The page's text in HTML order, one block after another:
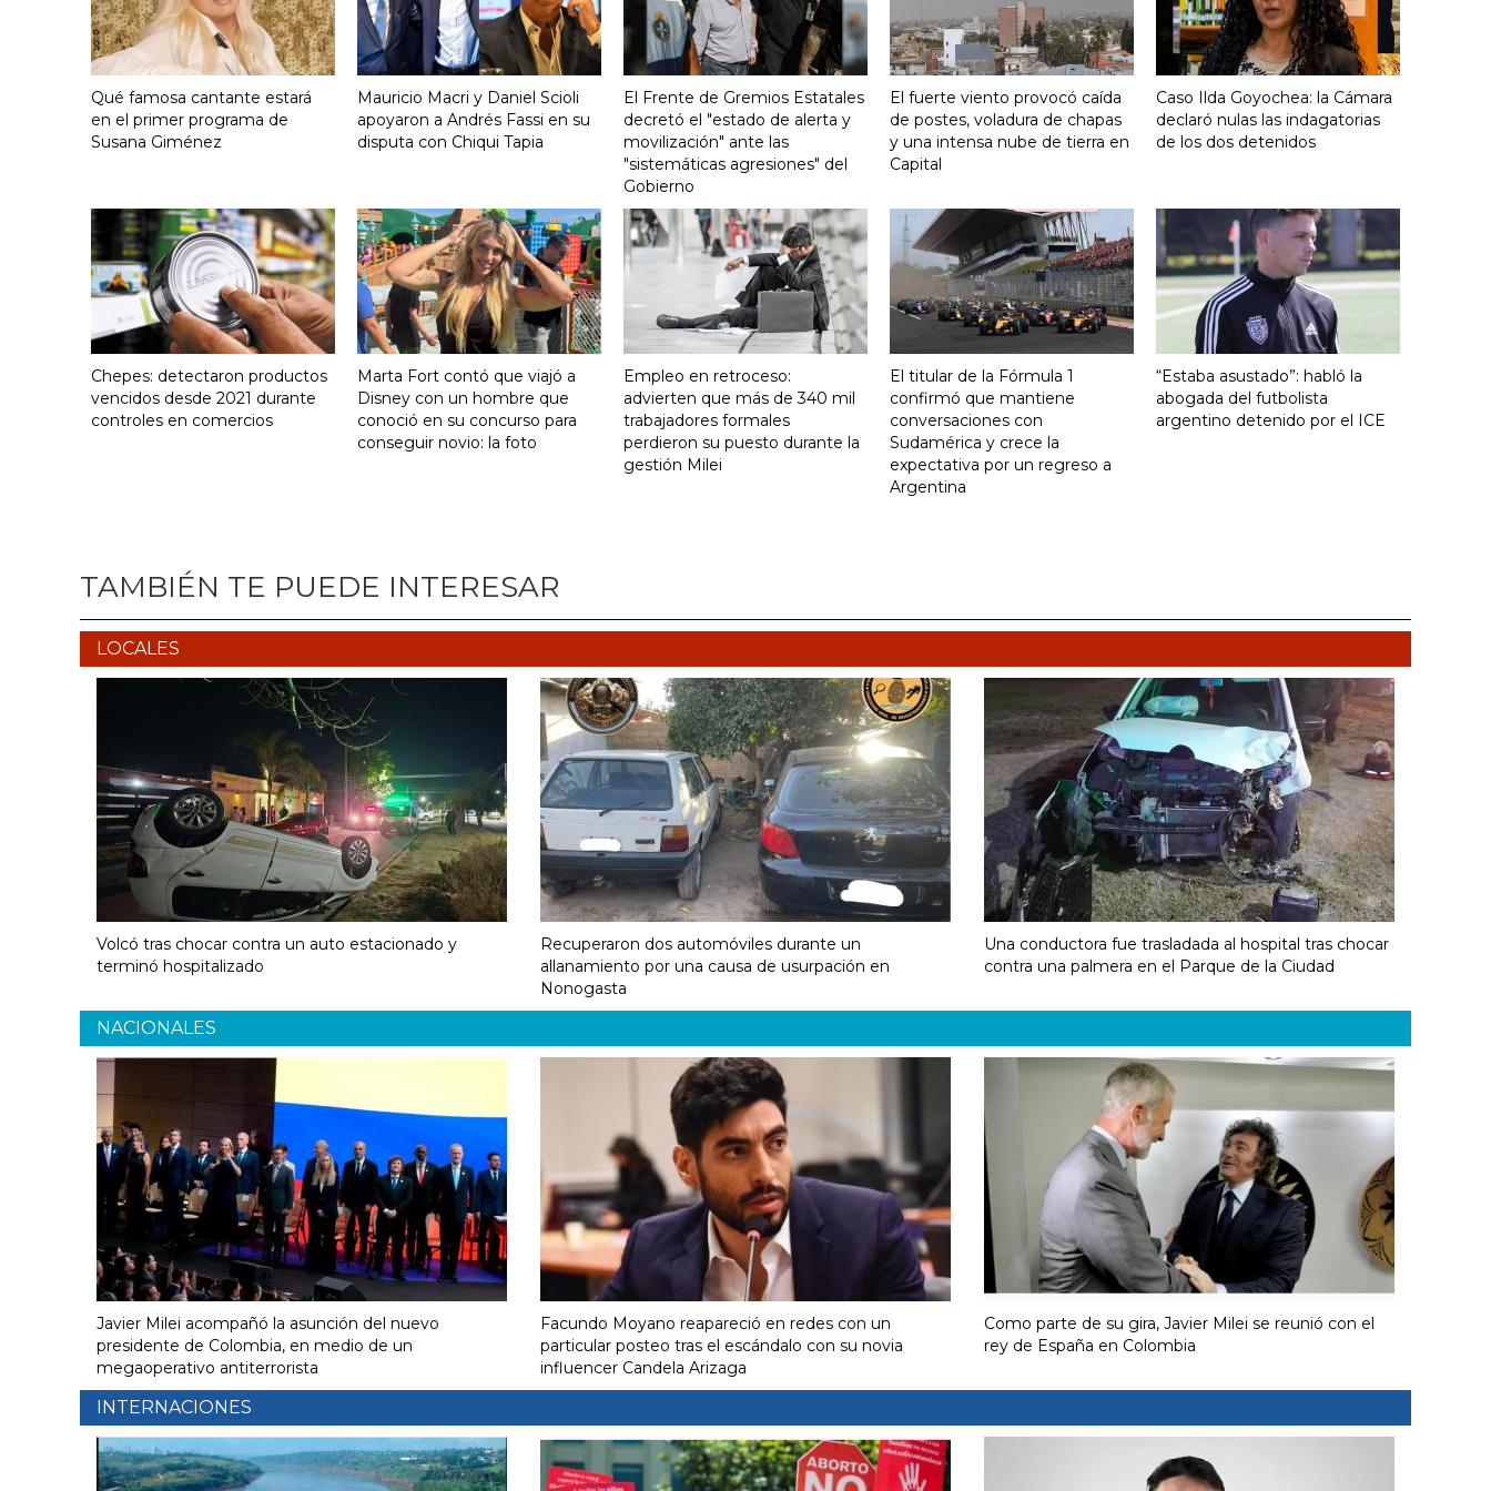
Qué famosa cantante estará
en el primer programa de
Susana Giménez
Mauricio Macri y Daniel Scioli
apoyaron a Andrés Fassi en su
disputa con Chiqui Tapia
El Frente de Gremios Estatales
decretó el "estado de alerta y
movilización" ante las
"sistemáticas agresiones" del
Gobierno
El fuerte viento provocó caída
de postes, voladura de chapas
y una intensa nube de tierra en
Capital
Caso Ilda Goyochea: la Cámara
declaró nulas las indagatorias
de los dos detenidos
Chepes: detectaron productos
vencidos desde 2021 durante
controles en comercios
Marta Fort contó que viajó a
Disney con un hombre que
conoció en su concurso para
conseguir novio: la foto
Empleo en retroceso:
advierten que más de 340 mil
trabajadores formales
perdieron su puesto durante la
gestión Milei
El titular de la Fórmula 1
confirmó que mantiene
conversaciones con
Sudamérica y crece la
expectativa por un regreso a
Argentina
“Estaba asustado”: habló la
abogada del futbolista
argentino detenido por el ICE
TAMBIÉN TE PUEDE INTERESAR
LOCALES
Volcó tras chocar contra un auto estacionado y
terminó hospitalizado
Recuperaron dos automóviles durante un
allanamiento por una causa de usurpación en
Nonogasta
Una conductora fue trasladada al hospital tras chocar
contra una palmera en el Parque de la Ciudad
NACIONALES
Javier Milei acompañó la asunción del nuevo
presidente de Colombia, en medio de un
megaoperativo antiterrorista
Facundo Moyano reapareció en redes con un
particular posteo tras el escándalo con su novia
influencer Candela Arizaga
Como parte de su gira, Javier Milei se reunió con el
rey de España en Colombia
INTERNACIONES